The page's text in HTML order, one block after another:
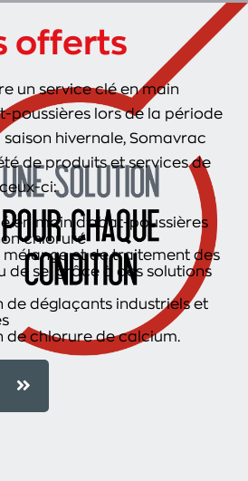
offerts
un service clé en main
poussières lors de la période
saison hivernale, Somavrac
de produits et services de
ci:
en main d’abat-poussières
chloruré
mélange et de traitement des
de sel grâce à des solutions
de déglaçants industriels et
de chlorure de calcium.